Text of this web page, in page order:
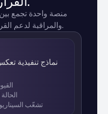
منصة واحدة تجمع بين
والمراقبة لدعم القرارات المعقدة عالية الأهمية.
نماذج تنفيذية
تشعّب